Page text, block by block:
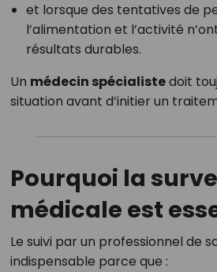
et lorsque des tentatives de
l’alimentation et l’activité
résultats durables.
Un médecin spécialistedoit
situation avant d’initier un
Pourquoi la
médicale est
Le suivi par un professionnel de
indispensable parce que :